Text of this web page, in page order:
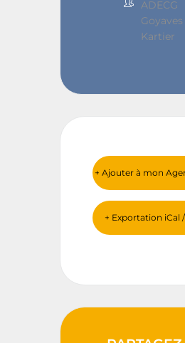
ADECG
Kartier
+ Ajouter à mon
+ Exportation iCal